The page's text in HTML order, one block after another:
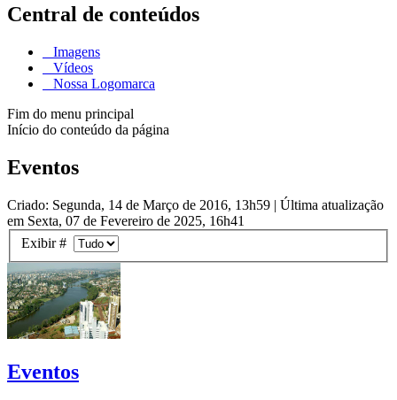
Central de conteúdos
Imagens
Vídeos
Nossa Logomarca
Fim do menu principal
Início do conteúdo da página
Eventos
Criado: Segunda, 14 de Março de 2016, 13h59 | Última atualização
em Sexta, 07 de Fevereiro de 2025, 16h41
Exibir #
Eventos